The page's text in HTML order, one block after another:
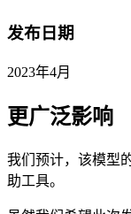
发布日期
2023年4月
更广泛影响
我们预计，该模型
助工具。